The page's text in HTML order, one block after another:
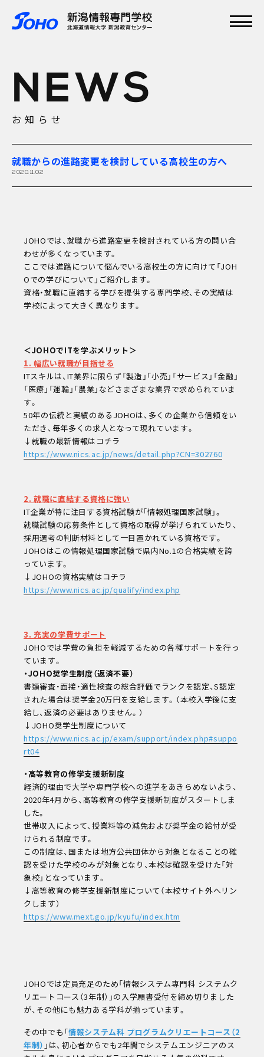
特集
学校紹介
資格実績
入学案内
オープンキャンパス
(sun)
キャンパスライフ
お知らせ
eDCグループ
交通アクセス
お問い合わせ
対象者別メニュー
高校既卒者の方へ
保護者の方へ
学校教職員の方へ
企業の方へ
卒業生の方へ
同窓会
その他メニュー
教職員採用
自己点検・自己評価
カスタマーハラスメントに対する方針
NEWS
お知らせ
就職からの進路変更を検討している高校生の方へ
2020.11.02
JOHOでは、就職から進路変更を検討されている方の問い合
わせが多くなっています。
ここでは進路について悩んでいる高校生の方に向けて「JOH
Oでの学びについて」ご紹介します。
資格・就職に直結する学びを提供する専門学校、その実績は
学校によって大きく異なります。
＜JOHOでITを学ぶメリット＞
1. 幅広い就職が目指せる
ITスキルは、IT業界に限らず「製造」「小売」「サービス」「金融」
「医療」「運輸」「農業」などさまざまな業界で求められていま
す。
50年の伝統と実績のあるJOHOは、多くの企業から信頼をい
ただき、毎年多くの求人となって現れています。
↓就職の最新情報はコチラ
https://www.nics.ac.jp/news/detail.php?CN=302760
2. 就職に直結する資格に強い
IT企業が特に注目する資格試験が「情報処理国家試験」。
就職試験の応募条件として資格の取得が挙げられていたり、
採用選考の判断材料として一目置かれている資格です。
JOHOはこの情報処理国家試験で県内No.1の合格実績を誇
っています。
↓JOHOの資格実績はコチラ
https://www.nics.ac.jp/qualify/index.php
3. 充実の学費サポート
JOHOでは学費の負担を軽減するための各種サポートを行っ
ています。
・JOHO奨学生制度（返済不要）
書類審査・面接・適性検査の総合評価でランクを認定、S認定
された場合は奨学金20万円を支給します。（本校入学後に支
給し、返済の必要はありません。）
↓JOHO奨学生制度について
https://www.nics.ac.jp/exam/support/index.php#suppo
rt04
・高等教育の修学支援新制度
経済的理由で大学や専門学校への進学をあきらめないよう、
2020年4月から、高等教育の修学支援新制度がスタートしま
した。
世帯収入によって、授業料等の減免および奨学金の給付が受
けられる制度です。
この制度は、国または地方公共団体から対象となることの確
認を受けた学校のみが対象となり、本校は確認を受けた「対
象校」となっています。
↓高等教育の修学支援新制度について（本校サイト外へリン
クします）
https://www.mext.go.jp/kyufu/index.htm
JOHOでは定員充足のため「情報システム専門科 システムク
リエートコース（3年制）」の入学願書受付を締め切りました
が、その他にも魅力ある学科が揃っています。
その中でも「情報システム科 プログラムクリエートコース（2
年制） 」は、初心者からでも2年間でシステムエンジニアのス